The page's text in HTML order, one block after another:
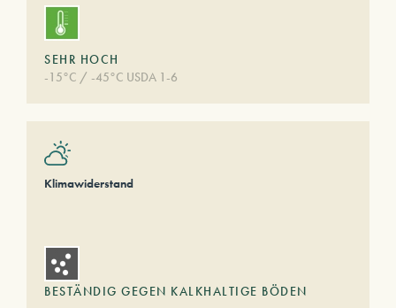
SEHR HOCH
-15°C / -45°C USDA 1-6
Klimawiderstand
BESTÄNDIG GEGEN KALKHALTIGE BÖDEN